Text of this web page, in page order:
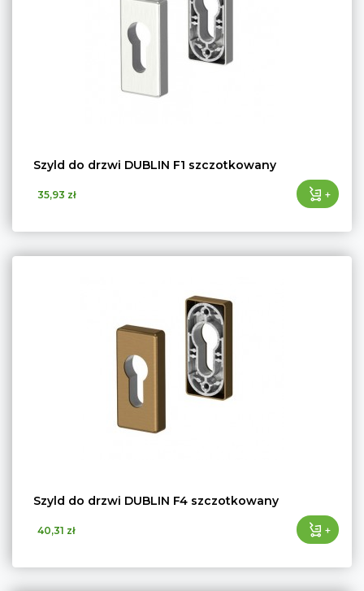
Szyld do drzwi DUBLIN F1 szczotkowany
35,93 zł +
Szyld do drzwi DUBLIN F4 szczotkowany
40,31 zł +